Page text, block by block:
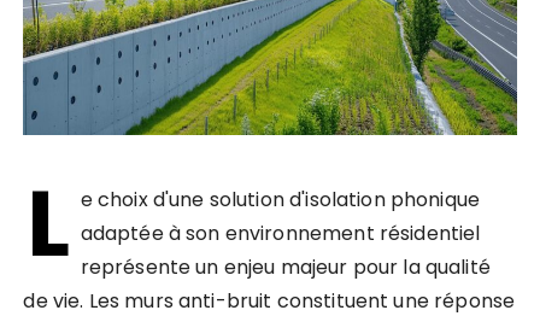
L e choix d'une solution d'isolation phonique
adaptée à son environnement résidentiel
représente un enjeu majeur pour la qualité
de vie. Les murs anti-bruit constituent une réponse